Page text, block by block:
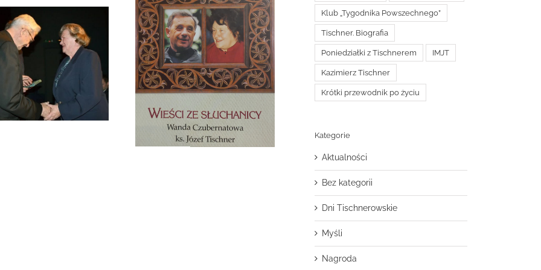
Zmarła Wanda Czubernatowa
Klub „Tygodnika Powszechnego”
Tischner. Biografia
Poniedziałki z Tischnerem IMJT
Kazimierz Tischner
Krótki przewodnik po życiu
Kategorie
Aktualności
Bez kategorii
Dni Tischnerowskie
Myśli
Nagroda